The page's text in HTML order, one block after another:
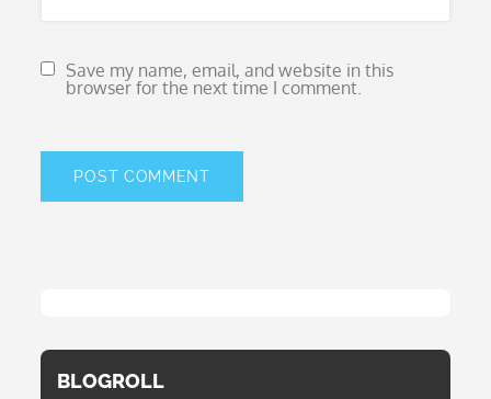
Save my name, email, and website in this
browser for the next time I comment.
BLOGROLL